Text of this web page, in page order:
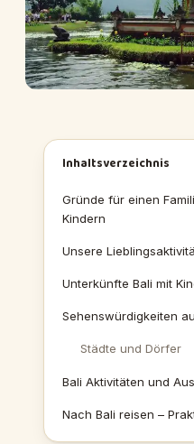
Inhaltsverzeichnis
Gründe für einen
Kindern
Unsere
Unterkünfte Bali mit
Sehenswürdigkeiten
Städte und Dörfer
Bali Aktivitäten und
Nach Bali reisen –